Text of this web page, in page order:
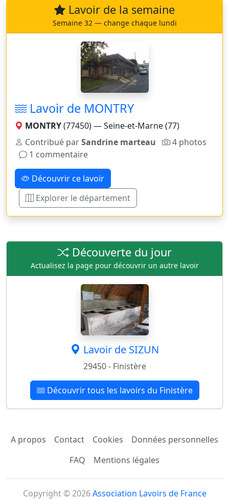
Lavoir de la semaine
Semaine 32 — change chaque lundi
Lavoir de MONTRY
MONTRY(77450) — Seine-et-Marne (77)
Contribué parSandrine marteau
4 photos
1 commentaire
Découvrir ce lavoir
Explorer le département
Découverte du jour
Actualisez la page pour découvrir un autre lavoir
Lavoir de SIZUN
29450 - Finistère
Découvrir tous les lavoirs du Finistère
A propos Contact Cookies
Données personnelles
FAQ
Mentions légales
Copyright © 2026Association Lavoirs de France